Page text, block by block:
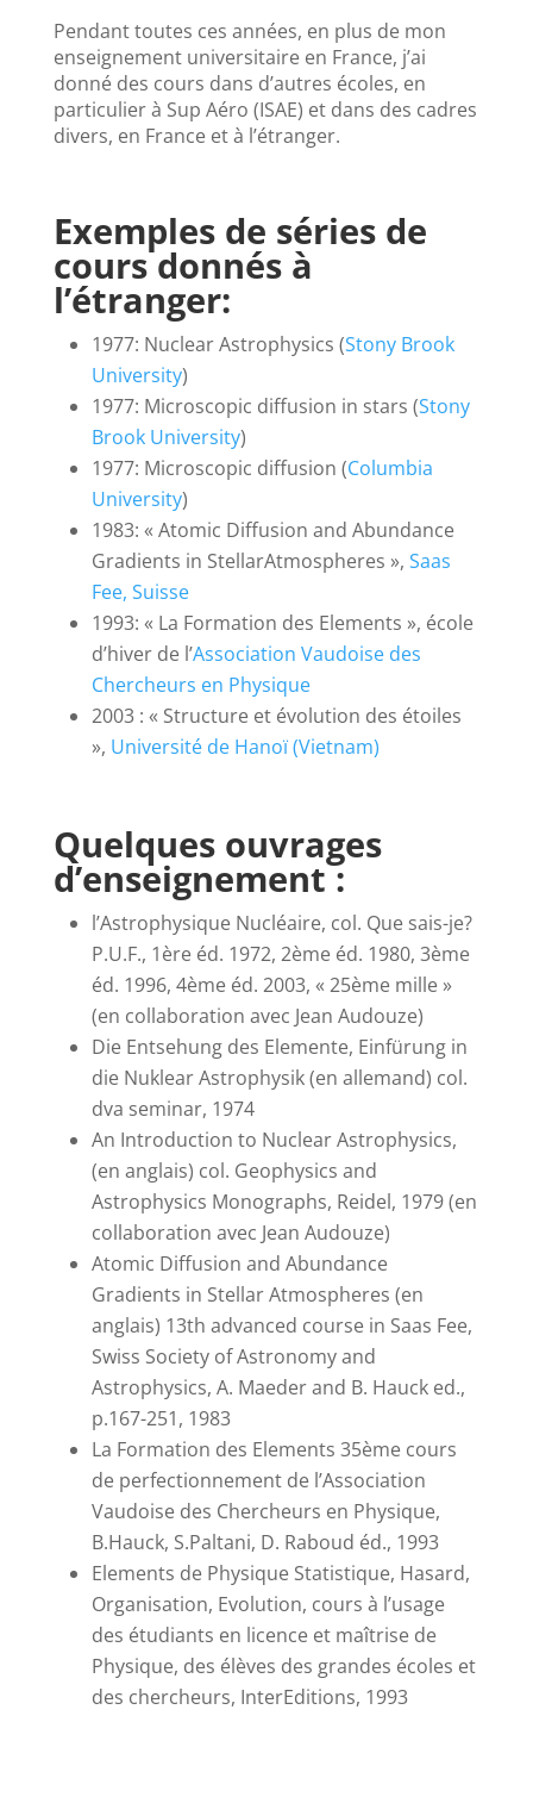
Pendant toutes ces années, en plus de mon
enseignement universitaire en France, j’ai
donné des cours dans d’autres écoles, en
particulier à Sup Aéro (ISAE) et dans des cadres
divers, en France et à l’étranger.
Exemples de séries de
cours donnés à
l’étranger:
1977: Nuclear Astrophysics (Stony Brook
University)
1977: Microscopic diffusion in stars (Stony
Brook University)
1977: Microscopic diffusion (Columbia
University)
1983: « Atomic Diffusion and Abundance
Gradients in StellarAtmospheres », Saas
Fee, Suisse
1993: « La Formation des Elements », école
d’hiver de l’Association Vaudoise des
Chercheurs en Physique
2003 : « Structure et évolution des étoiles
», Université de Hanoï (Vietnam)
Quelques ouvrages
d’enseignement :
l’Astrophysique Nucléaire, col. Que sais-je?
P.U.F., 1ère éd. 1972, 2ème éd. 1980, 3ème
éd. 1996, 4ème éd. 2003, « 25ème mille »
(en collaboration avec Jean Audouze)
Die Entsehung des Elemente, Einfürung in
die Nuklear Astrophysik (en allemand) col.
dva seminar, 1974
An Introduction to Nuclear Astrophysics,
(en anglais) col. Geophysics and
Astrophysics Monographs, Reidel, 1979 (en
collaboration avec Jean Audouze)
Atomic Diffusion and Abundance
Gradients in Stellar Atmospheres (en
anglais) 13th advanced course in Saas Fee,
Swiss Society of Astronomy and
Astrophysics, A. Maeder and B. Hauck ed.,
p.167-251, 1983
La Formation des Elements 35ème cours
de perfectionnement de l’Association
Vaudoise des Chercheurs en Physique,
B.Hauck, S.Paltani, D. Raboud éd., 1993
Elements de Physique Statistique, Hasard,
Organisation, Evolution, cours à l’usage
des étudiants en licence et maîtrise de
Physique, des élèves des grandes écoles et
des chercheurs, InterEditions, 1993